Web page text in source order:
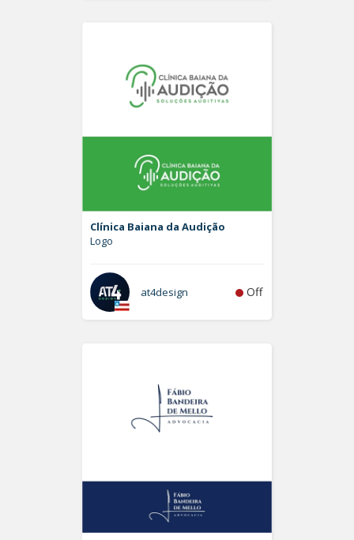
Clínica Baiana da Audição
Logo
at4design Off